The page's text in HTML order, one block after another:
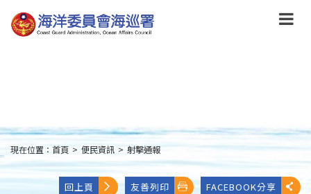
到
主
:::
現在位置： 首頁 > 便民資訊 > 射擊通報
回上頁 友善列印
FACEBOOK分享